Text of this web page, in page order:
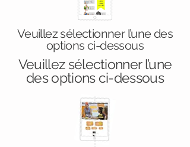
Veuillez sélectionner l’une des
options ci-dessous
Veuillez sélectionner l’une
des options ci-dessous